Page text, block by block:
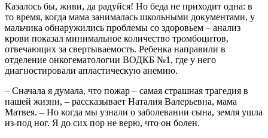
Казалось бы, живи, да радуйся! Но беда не приходит одна: в
то время, когда мама занималась школьными документами, у
мальчика обнаружились проблемы со здоровьем – анализ
крови показал минимальное количество тромбоцитов,
отвечающих за свертываемость. Ребенка направили в
отделение онкогематологии ВОДКБ №1, где у него
диагностировали апластическую анемию.
– Сначала я думала, что пожар – самая страшная трагедия в
нашей жизни, – рассказывает Наталия Валерьевна, мама
Матвея. – Но когда мы узнали о заболевании сына, земля ушла
из-под ног. Я до сих пор не верю, что он болен.